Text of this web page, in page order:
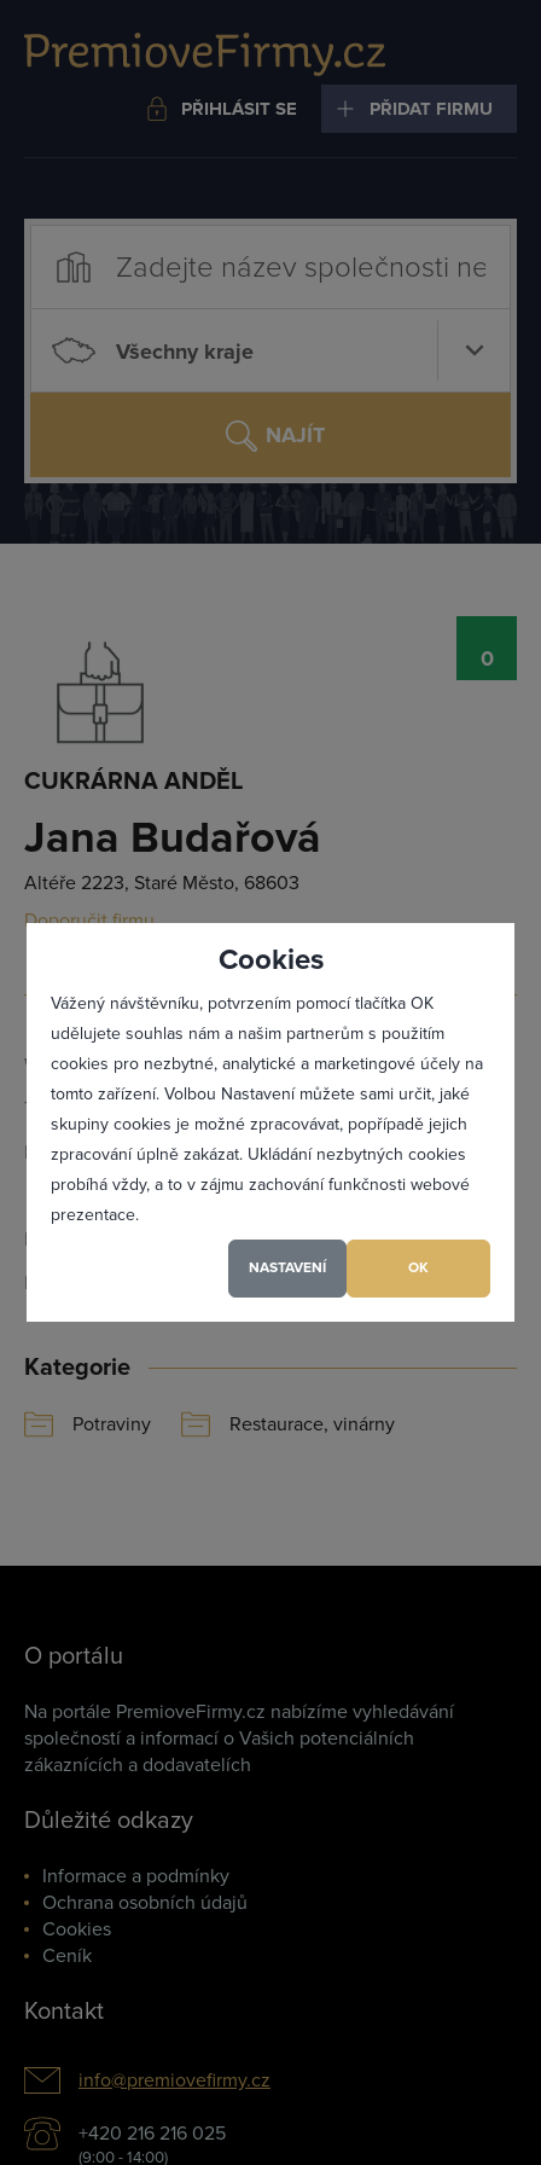
Cookies
Vážený návštěvníku, potvrzením pomocí tlačítka OK
udělujete souhlas nám a našim partnerům s použitím
cookies pro nezbytné, analytické a marketingové účely na
tomto zařízení. Volbou Nastavení můžete sami určit, jaké
skupiny cookies je možné zpracovávat, popřípadě jejich
zpracování úplně zakázat. Ukládání nezbytných cookies
probíhá vždy, a to v zájmu zachování funkčnosti webové
prezentace.
NASTAVENÍ OK
PŘIHLÁSIT SE PŘIDAT FIRMU
Všechny kraje
NAJÍT
CUKRÁRNA ANDĚL
Jana Budařová
Altéře 2223, Staré Město, 68603
Doporučit firmu
0
Web:
www.cukrarnaandel.cz/
Telefon:
Email:
info@cukrarnaandel.cz
andel.k.c@seznam.cz
IČ:
07137257
DIČ:
Kategorie
Potraviny Restaurace, vinárny
O portálu
Na portále PremioveFirmy.cz nabízíme vyhledávání
společností a informací o Vašich potenciálních
zákaznících a dodavatelích
Důležité odkazy
Informace a podmínky
Ochrana osobních údajů
Cookies
Ceník
Kontakt
info@premiovefirmy.cz
+420 216 216 025
(9:00 - 14:00)
Zapomněl(a) jsem heslo
Registrovat se
Maximální zviditelnění ve výpisu firem
Profesionální přístup k Vám i Vaší firmě
Vždy aktuální prezentace Vaší firmy